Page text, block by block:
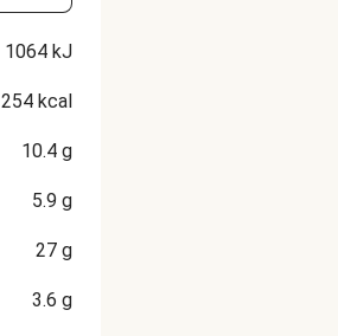
1064 kJ
254 kcal
10.4 g
5.9 g
27 g
3.6 g